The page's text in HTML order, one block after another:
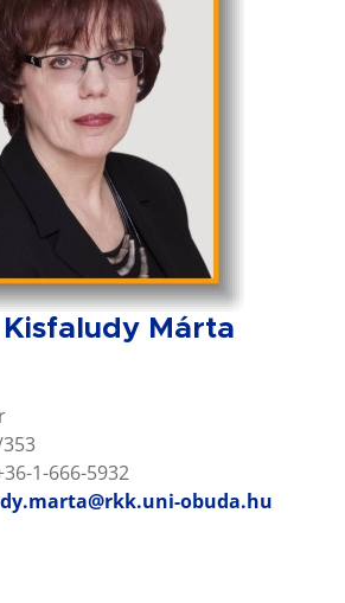
Márta
1-666-5932
obuda.hu